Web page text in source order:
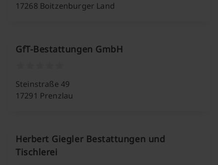
17268 Boitzenburger Land
GfT-Bestattungen GmbH
Steinstraße 49
17291 Prenzlau
Herbert Giegler Bestattungen und
Tischlerei